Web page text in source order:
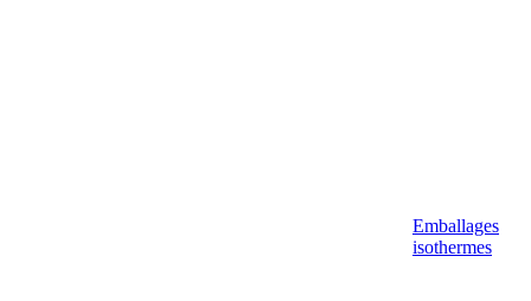
Emballages
isothermes